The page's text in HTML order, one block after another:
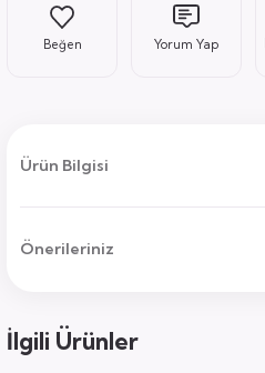
Yorum Yap
Ürün Bilgisi
Önerileriniz
İlgili Ürünler